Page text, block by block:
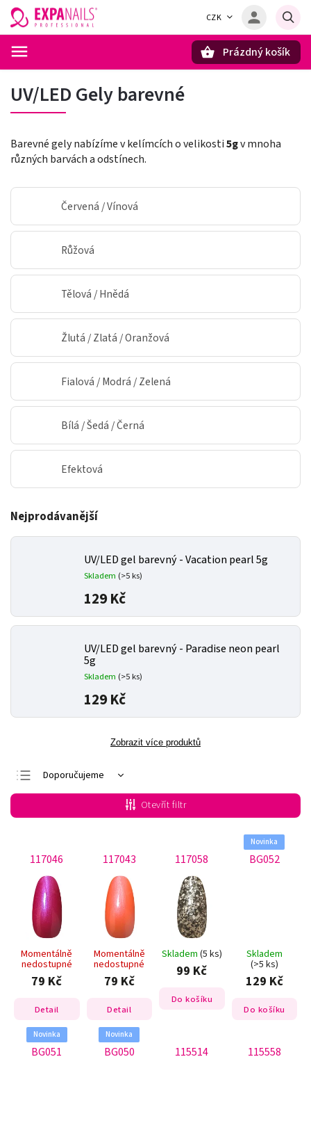
CZK
Prázdný košík
UV/LED Gely barevné
Barevné gely nabízíme v kelímcích o velikosti5gv mnoha
různých barvách a odstínech.
Červená / Vínová
Růžová
Tělová / Hnědá
Žlutá / Zlatá / Oranžová
Fialová / Modrá / Zelená
Bílá / Šedá / Černá
Efektová
Nejprodávanější
UV/LED gel barevný - Vacation pearl 5g
Skladem (>5 ks)
129 Kč
UV/LED gel barevný - Paradise neon pearl
5g
Skladem (>5 ks)
129 Kč
Zobrazit více produktů
Doporučujeme
Nejlevnější
Nejdražší
Abecedně
Otevřít filtr
Momentálně
nedostupné
79 Kč
Detail
117046
Momentálně
nedostupné
79 Kč
Detail
117043
Skladem (5 ks)
99 Kč
Do košíku
117058
Novinka
Skladem
(>5 ks)
129 Kč
Do košíku
BG052
Novinka
BG051
Novinka
BG050 115514 115558